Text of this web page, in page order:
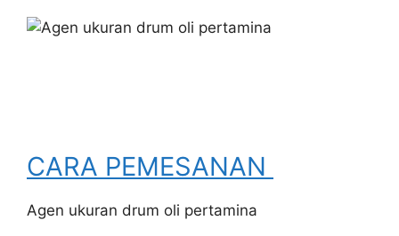
CARA PEMESANAN
Agen ukuran drum oli pertamina